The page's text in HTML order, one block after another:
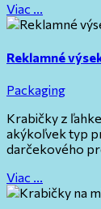
Viac ...
Reklamné
Packaging
Krabičky z
akýkoľvek typ
darčekového
Viac ...